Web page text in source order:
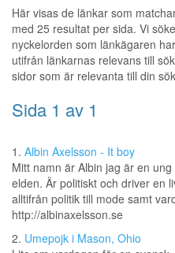
Här visas de länkar som
med 25 resultat per sida. Vi
nyckelorden som länkägaren
utifrån länkarnas relevans till
sidor som är relevanta till din
Sida 1 av 1
1. Albin Axelsson - It boy
Mitt namn är Albin jag är en
elden. Är politiskt och driver en
alltifrån politik till mode samt
http://albinaxelsson.se
2. Umepojk i Mason, Ohio